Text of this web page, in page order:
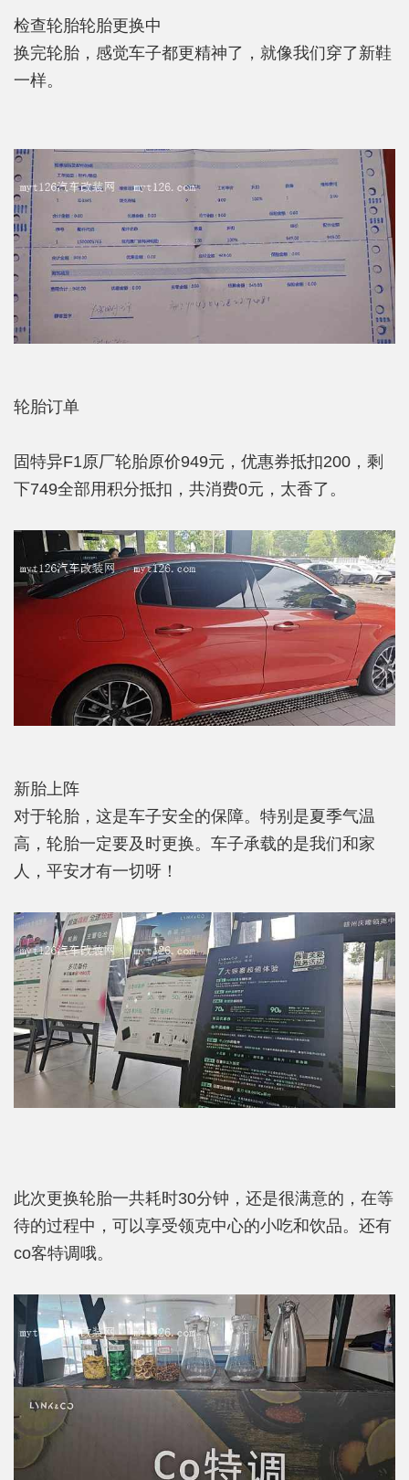
检查轮胎轮胎更换中
换完轮胎，感觉车子都更精神了，就像我们穿了新鞋
一样。
轮胎订单
固特异F1原厂轮胎原价949元，优惠券抵扣200，剩
下749全部用积分抵扣，共消费0元，太香了。
新胎上阵
对于轮胎，这是车子安全的保障。特别是夏季气温
高，轮胎一定要及时更换。车子承载的是我们和家
人，平安才有一切呀！
此次更换轮胎一共耗时30分钟，还是很满意的，在等
待的过程中，可以享受领克中心的小吃和饮品。还有
co客特调哦。